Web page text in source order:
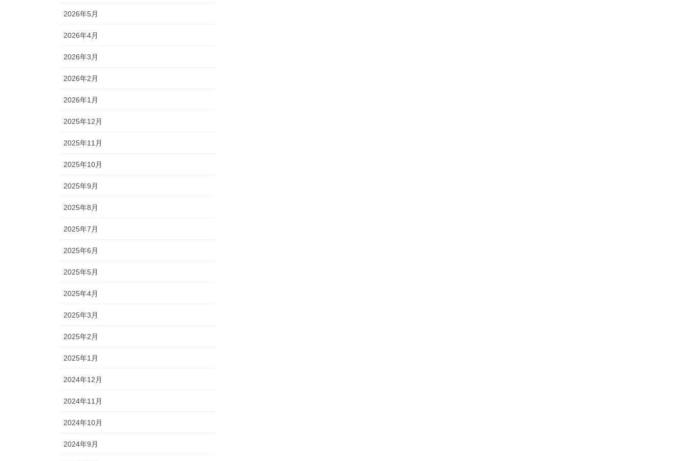
2026年5月
2026年4月
2026年3月
2026年2月
2026年1月
2025年12月
2025年11月
2025年10月
2025年9月
2025年8月
2025年7月
2025年6月
2025年5月
2025年4月
2025年3月
2025年2月
2025年1月
2024年12月
2024年11月
2024年10月
2024年9月